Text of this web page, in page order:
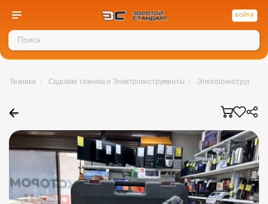
ВОЙТИ
←
Техника / Садовая техника и Электроинструменты /